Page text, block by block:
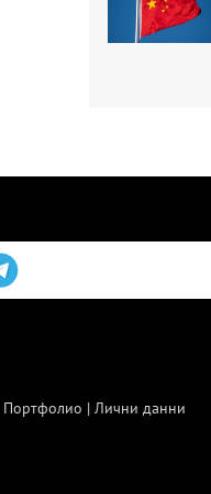
Портфолио | Лични данни